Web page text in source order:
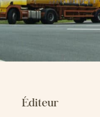
Le journal
Éditeur